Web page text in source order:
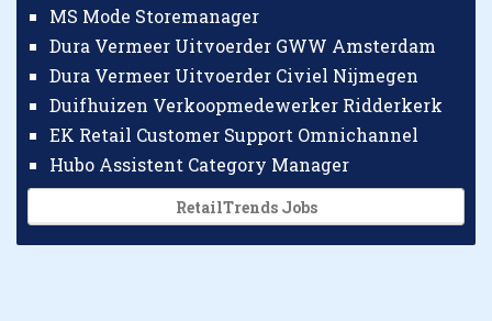
MS Mode Storemanager
Dura Vermeer Uitvoerder GWW Amsterdam
Dura Vermeer Uitvoerder Civiel Nijmegen
Duifhuizen Verkoopmedewerker Ridderkerk
EK Retail Customer Support Omnichannel
Hubo Assistent Category Manager
RetailTrends Jobs